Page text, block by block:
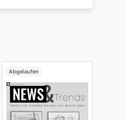
und nach
Abgelaufen